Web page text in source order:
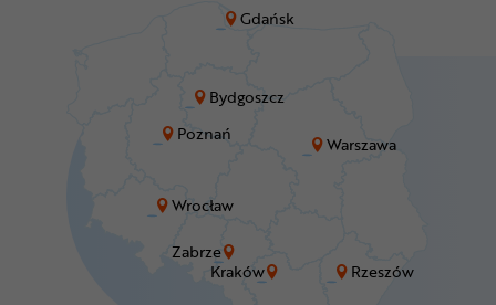
Bydgoszcz
Gdańsk
Kraków
Poznań
Rzeszów
Warszawa
Wrocław
Zabrze